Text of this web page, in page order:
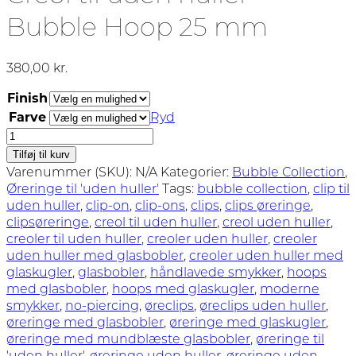
Bubble Hoop 25 mm
380,00 kr.
Finish
Farve
Ryd
Creol
til
uden
huller
-
Bubble
Hoop
25
mm
antal
Tilføj til kurv
Varenummer (SKU): N/A Kategorier: Bubble Collection,
Øreringe til 'uden huller' Tags: bubble collection, clip til
uden huller, clip-on, clip-ons, clips, clips øreringe,
clipsøreringe, creol til uden huller, creol uden huller,
creoler til uden huller, creoler uden huller, creoler
uden huller med glasbobler, creoler uden huller med
glaskugler, glasbobler, håndlavede smykker, hoops
med glasbobler, hoops med glaskugler, moderne
smykker, no-piercing, øreclips, øreclips uden huller,
øreringe med glasbobler, øreringe med glaskugler,
øreringe med mundblæste glasbobler, øreringe til